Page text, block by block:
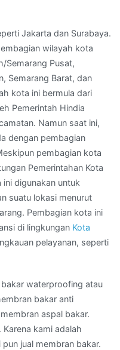
Jakarta dan Surabaya.
wilayah kota
Semarang Pusat,
Semarang Barat, dan
kota ini bermula dari
Pemerintah Hindia
Namun saat ini,
dengan pembagian
pembagian kota
Pemerintahan Kota
digunakan untuk
suatu lokasi menurut
Pembagian kota ini
di lingkungan Kota
pelayanan, seperti
waterproofing atau
bakar anti
aspal bakar.
kami adalah
jual membran bakar.